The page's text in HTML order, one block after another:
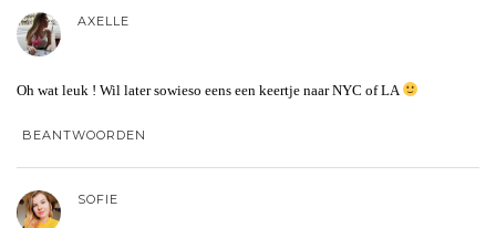
AXELLE
Oh wat leuk ! Wil later sowieso eens een keertje naar NYC of LA
BEANTWOORDEN
SOFIE